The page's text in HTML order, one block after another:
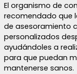
El organismo de
recomendado que
de asesoramiento
personalizados
ayudándoles a
para que puedan
mantenerse sanos.